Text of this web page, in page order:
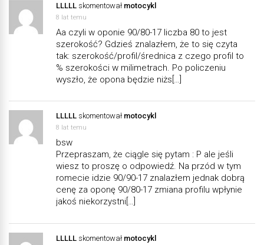
LLLLL skomentował motocykl
8 lat temu
Aa czyli w oponie 90/80-17 liczba 80 to jest
szerokość? Gdzieś znalazłem, że to się czyta
tak: szerokość/profil/średnica z czego profil to
% szerokości w milimetrach. Po policzeniu
wyszło, że opona będzie niżs[…]
LLLLL skomentował motocykl
8 lat temu
bsw
Przepraszam, że ciągle się pytam : P ale jeśli
wiesz to proszę o odpowiedź. Na przód w tym
romecie idzie 90/90-17 znalazłem jednak dobrą
cenę za oponę 90/80-17 zmiana profilu wpłynie
jakoś niekorzystni[…]
LLLLL skomentował motocykl